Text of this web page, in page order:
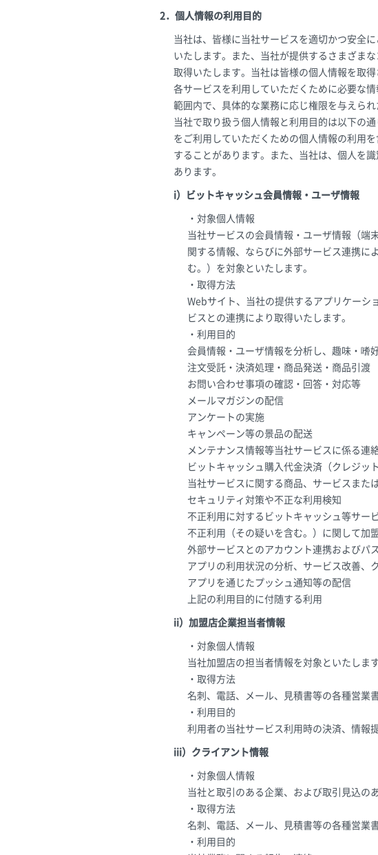
2．個人情報の利用目的
当社は、皆様に当社サービスを適切かつ安全
いたします。また、当社が提供するさまざま
取得いたします。当社は皆様の個人情報を取
各サービスを利用していただくために必要な
範囲内で、具体的な業務に応じ権限を与えら
当社で取り扱う個人情報と利用目的は以下の
をご利用していただくための個人情報の利用
することがあります。また、当社は、個人を
あります。
i）ビットキャッシュ会員情報・ユーザ情報
・対象個人情報
当社サービスの会員情報・ユーザ情報（端
関する情報、ならびに外部サービス連携に
む。）を対象といたします。
・取得方法
Webサイト、当社の提供するアプリケーシ
ビスとの連携により取得いたします。
・利用目的
会員情報・ユーザ情報を分析し、趣味・嗜
注文受託・決済処理・商品発送・商品引渡
お問い合わせ事項の確認・回答・対応等
メールマガジンの配信
アンケートの実施
キャンペーン等の景品の配送
メンテナンス情報等当社サービスに係る連
ビットキャッシュ購入代金決済（クレジッ
当社サービスに関する商品、サービスまた
セキュリティ対策や不正な利用検知
不正利用に対するビットキャッシュ等サー
不正利用（その疑いを含む。）に関して加
外部サービスとのアカウント連携およびパ
アプリの利用状況の分析、サービス改善、
アプリを通じたプッシュ通知等の配信
上記の利用目的に付随する利用
ii）加盟店企業担当者情報
・対象個人情報
当社加盟店の担当者情報を対象といたします
・取得方法
名刺、電話、メール、見積書等の各種営業
・利用目的
利用者の当社サービス利用時の決済、情報
iii）クライアント情報
・対象個人情報
当社と取引のある企業、および取引見込の
・取得方法
名刺、電話、メール、見積書等の各種営業
・利用目的